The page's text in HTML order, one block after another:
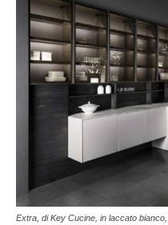
Extra, di Key Cucine, in laccato